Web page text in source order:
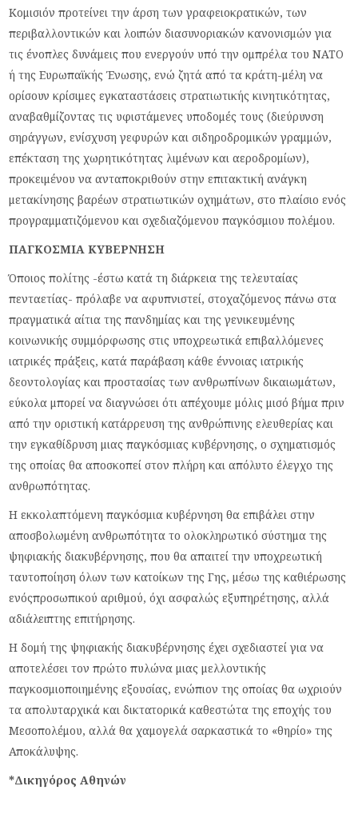
Κομισιόν προτείνει την άρση των γραφειοκρατικών, των
περιβαλλοντικών και λοιπών διασυνοριακών κανονισμών για
τις ένοπλες δυνάμεις που ενεργούν υπό την ομπρέλα του ΝΑΤΟ
ή της Ευρωπαϊκής Ένωσης, ενώ ζητά από τα κράτη-μέλη να
ορίσουν κρίσιμες εγκαταστάσεις στρατιωτικής κινητικότητας,
αναβαθμίζοντας τις υφιστάμενες υποδομές τους (διεύρυνση
σηράγγων, ενίσχυση γεφυρών και σιδηροδρομικών γραμμών,
επέκταση της χωρητικότητας λιμένων και αεροδρομίων),
προκειμένου να ανταποκριθούν στην επιτακτική ανάγκη
μετακίνησης βαρέων στρατιωτικών οχημάτων, στο πλαίσιο ενός
προγραμματιζόμενου και σχεδιαζόμενου παγκόσμιου πολέμου.
ΠΑΓΚΟΣΜΙΑ ΚΥΒΕΡΝΗΣΗ
Όποιος πολίτης -έστω κατά τη διάρκεια της τελευταίας
πενταετίας- πρόλαβε να αφυπνιστεί, στοχαζόμενος πάνω στα
πραγματικά αίτια της πανδημίας και της γενικευμένης
κοινωνικής συμμόρφωσης στις υποχρεωτικά επιβαλλόμενες
ιατρικές πράξεις, κατά παράβαση κάθε έννοιας ιατρικής
δεοντολογίας και προστασίας των ανθρωπίνων δικαιωμάτων,
εύκολα μπορεί να διαγνώσει ότι απέχουμε μόλις μισό βήμα πριν
από την οριστική κατάρρευση της ανθρώπινης ελευθερίας και
την εγκαθίδρυση μιας παγκόσμιας κυβέρνησης, ο σχηματισμός
της οποίας θα αποσκοπεί στον πλήρη και απόλυτο έλεγχο της
ανθρωπότητας.
Η εκκολαπτόμενη παγκόσμια κυβέρνηση θα επιβάλει στην
αποσβολωμένη ανθρωπότητα το ολοκληρωτικό σύστημα της
ψηφιακής διακυβέρνησης, που θα απαιτεί την υποχρεωτική
ταυτοποίηση όλων των κατοίκων της Γης, μέσω της καθιέρωσης
ενόςπροσωπικού αριθμού, όχι ασφαλώς εξυπηρέτησης, αλλά
αδιάλειπτης επιτήρησης.
Η δομή της ψηφιακής διακυβέρνησης έχει σχεδιαστεί για να
αποτελέσει τον πρώτο πυλώνα μιας μελλοντικής
παγκοσμιοποιημένης εξουσίας, ενώπιον της οποίας θα ωχριούν
τα απολυταρχικά και δικτατορικά καθεστώτα της εποχής του
Μεσοπολέμου, αλλά θα χαμογελά σαρκαστικά το «θηρίο» της
Αποκάλυψης.
*Δικηγόρος Αθηνών